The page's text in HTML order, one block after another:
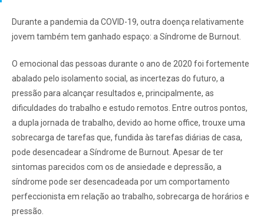
Durante a pandemia da COVID-19, outra doença relativamente
jovem também tem ganhado espaço: a Síndrome de Burnout.
O emocional das pessoas durante o ano de 2020 foi fortemente
abalado pelo isolamento social, as incertezas do futuro, a
pressão para alcançar resultados e, principalmente, as
dificuldades do trabalho e estudo remotos. Entre outros pontos,
a dupla jornada de trabalho, devido ao home office, trouxe uma
sobrecarga de tarefas que, fundida às tarefas diárias de casa,
pode desencadear a Síndrome de Burnout. Apesar de ter
sintomas parecidos com os de ansiedade e depressão, a
síndrome pode ser desencadeada por um comportamento
perfeccionista em relação ao trabalho, sobrecarga de horários e
pressão.